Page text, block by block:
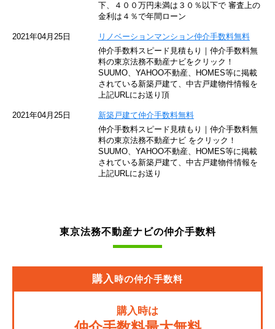
東京臨海高速鉄道
東急世田谷線
JR南武線
下、４００万円未満は３０％以下で 審査上の
金利は４％で年間ローン
2021年04月25日
リノベーションマンション仲介手数料無料
仲介手数料スピード見積もり｜仲介手数料無
料の東京法務不動産ナビをクリック！
SUUMO、YAHOO不動産、HOMES等に掲載
されている新築戸建て、中古戸建物件情報を
上記URLにお送り頂
2021年04月25日
新築戸建て仲介手数料無料
仲介手数料スピード見積もり｜仲介手数料無
料の東京法務不動産ナビ をクリック！
SUUMO、YAHOO不動産、HOMES等に掲載
されている新築戸建て、中古戸建物件情報を
上記URLにお送り
東京法務不動産ナビの仲介手数料
購入時の仲介手数料
購入時は